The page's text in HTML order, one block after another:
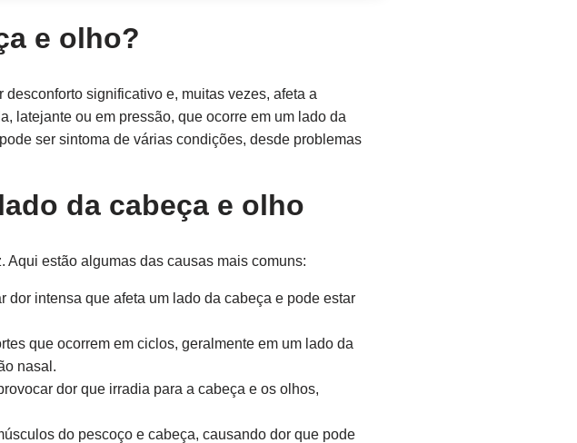
e olho?
significativo e, muitas vezes, afeta a
latejante ou em pressão, que ocorre em um lado da
ser sintoma de várias condições, desde problemas
da cabeça e olho
estão algumas das causas mais comuns:
intensa que afeta um lado da cabeça e pode estar
que ocorrem em ciclos, geralmente em um lado da
nasal.
dor que irradia para a cabeça e os olhos,
do pescoço e cabeça, causando dor que pode